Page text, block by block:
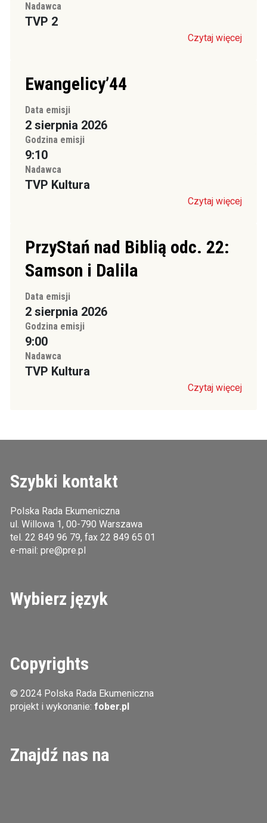
Nadawca
TVP 2
Czytaj więcej
Ewangelicy’44
Data emisji
2 sierpnia 2026
Godzina emisji
9:10
Nadawca
TVP Kultura
Czytaj więcej
PrzyStań nad Biblią odc. 22:
Samson i Dalila
Data emisji
2 sierpnia 2026
Godzina emisji
9:00
Nadawca
TVP Kultura
Czytaj więcej
Szybki kontakt
Polska Rada Ekumeniczna
ul. Willowa 1, 00-790 Warszawa
tel. 22 849 96 79, fax 22 849 65 01
e-mail: pre@pre.pl
Wybierz język
Copyrights
© 2024 Polska Rada Ekumeniczna
projekt i wykonanie: fober.pl
Znajdź nas na